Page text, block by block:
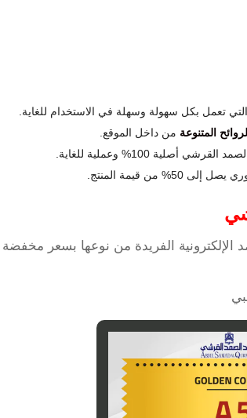
تعمل بكل سهولة وسهلة في الاستخدام للغاية.
المتنوعة من داخل الموقع.
100% وعملية للغاية.
قيمة المنتج.
الفريدة من نوعها بسعر مخفضة